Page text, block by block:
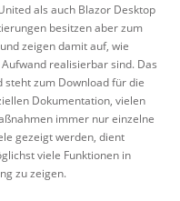
als auch Blazor Desktop
besitzen aber zum
zeigen damit auf, wie
realisierbar sind. Das
steht zum Download für die
Dokumentation, vielen
immer nur einzelne
gezeigt werden, dient
viele Funktionen in
zu zeigen.